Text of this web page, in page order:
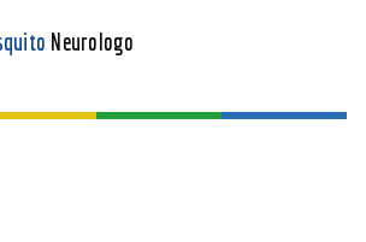
Neurologo